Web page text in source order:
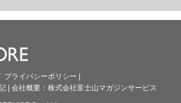
プライバシーポリシー |
| 会社概要： 株式会社富士山マガジンサービス